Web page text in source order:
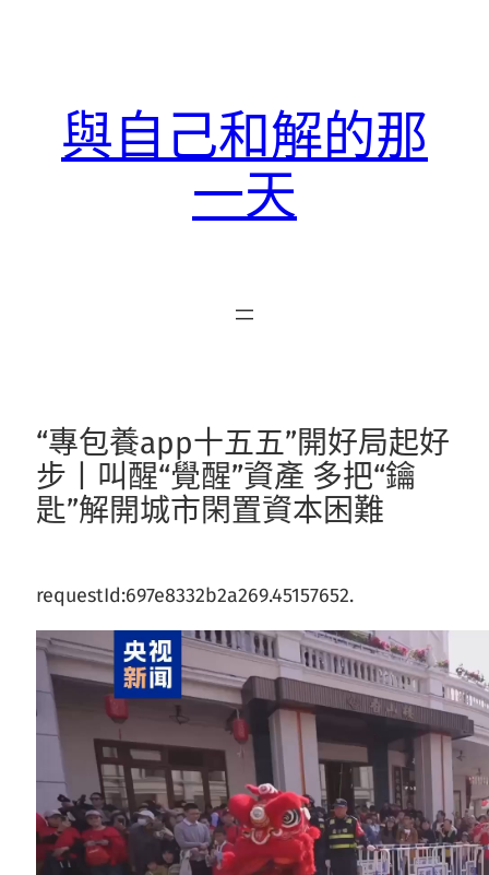
與自己和解的那
一天
“專包養app十五五”開好局起好
步丨叫醒“覺醒”資產 多把“鑰
匙”解開城市閑置資本困難
requestId:697e8332b2a269.45157652.